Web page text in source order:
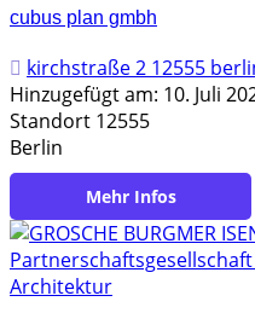
cubus plan gmbh
kirchstraße 2 12555
Hinzugefügt am: 10. Juli
Standort 12555
Berlin
https://cubus-plan.com
Architektur